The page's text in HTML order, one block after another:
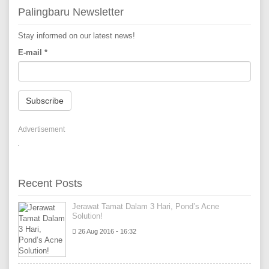
Palingbaru Newsletter
Stay informed on our latest news!
E-mail *
Subscribe
Advertisement
Recent Posts
Jerawat Tamat Dalam 3 Hari, Pond’s Acne
Solution!
26 Aug 2016 - 16:32